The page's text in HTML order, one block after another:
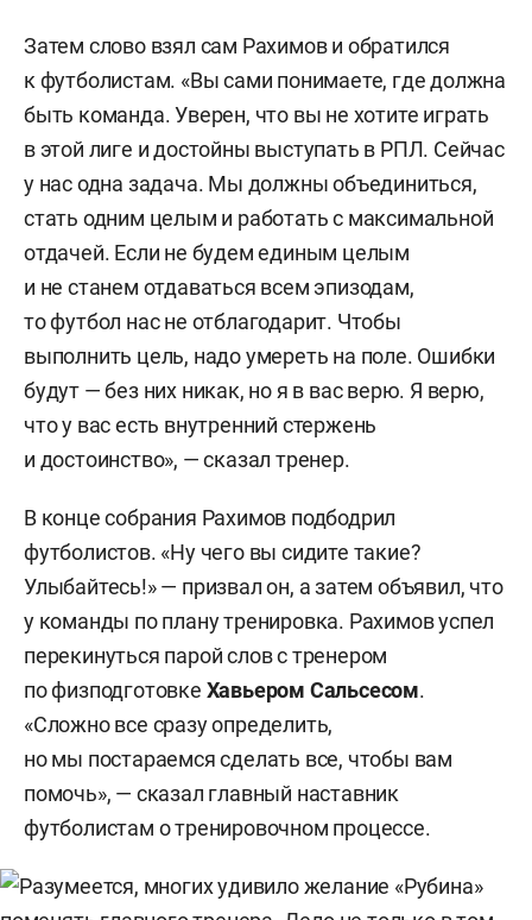
Затем слово взял сам Рахимов и обратился
к футболистам. «Вы сами понимаете, где должна
быть команда. Уверен, что вы не хотите играть
в этой лиге и достойны выступать в РПЛ. Сейчас
у нас одна задача. Мы должны объединиться,
стать одним целым и работать с максимальной
отдачей. Если не будем единым целым
и не станем отдаваться всем эпизодам,
то футбол нас не отблагодарит. Чтобы
выполнить цель, надо умереть на поле. Ошибки
будут — без них никак, но я в вас верю. Я верю,
что у вас есть внутренний стержень
и достоинство», — сказал тренер.
В конце собрания Рахимов подбодрил
футболистов. «Ну чего вы сидите такие?
Улыбайтесь!» — призвал он, а затем объявил, что
у команды по плану тренировка. Рахимов успел
перекинуться парой слов с тренером
по физподготовке Хавьером Сальсесом.
«Сложно все сразу определить,
но мы постараемся сделать все, чтобы вам
помочь», — сказал главный наставник
футболистам о тренировочном процессе.